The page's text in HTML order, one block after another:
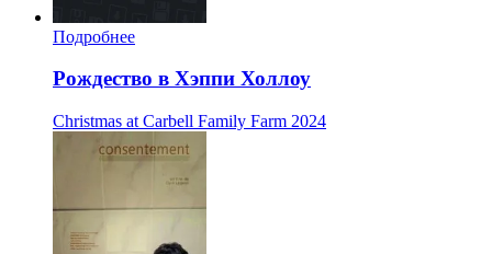
Подробнее
Рождество в Хэппи Холлоу
Christmas at Carbell Family Farm 2024